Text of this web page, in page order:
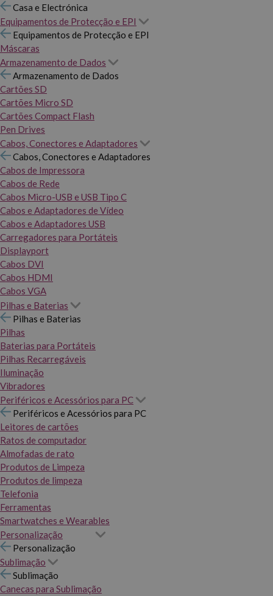
Casa e Electrónica
Equipamentos de Protecção e EPI
Equipamentos de Protecção e EPI
Máscaras
Armazenamento de Dados
Armazenamento de Dados
Cartões SD
Cartões Micro SD
Cartões Compact Flash
Pen Drives
Cabos, Conectores e Adaptadores
Cabos, Conectores e Adaptadores
Cabos de Impressora
Cabos de Rede
Cabos Micro-USB e USB Tipo C
Cabos e Adaptadores de Vídeo
Cabos e Adaptadores USB
Carregadores para Portáteis
Displayport
Cabos DVI
Cabos HDMI
Cabos VGA
Pilhas e Baterias
Pilhas e Baterias
Pilhas
Baterias para Portáteis
Pilhas Recarregáveis
Iluminação
Vibradores
Periféricos e Acessórios para PC
Periféricos e Acessórios para PC
Leitores de cartões
Ratos de computador
Almofadas de rato
Produtos de Limpeza
Produtos de limpeza
Telefonia
Ferramentas
Smartwatches e Wearables
Personalização
Personalização
Sublimação
Sublimação
Canecas para Sublimação